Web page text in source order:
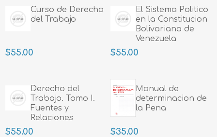
Curso de Derecho
del Trabajo
$55.00
El Sistema Politico
en la Constitucion
Bolivariana de
Venezuela
$55.00
Derecho del
Trabajo. Tomo I.
Fuentes y
Relaciones
Colectivas
$55.00
Manual de
determinacion de
la Pena
$35.00